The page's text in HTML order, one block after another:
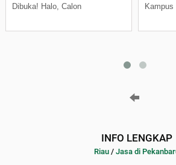
Dibuka! Halo, Calon
Kampus
INFO LENGKAP
Riau / Jasa di